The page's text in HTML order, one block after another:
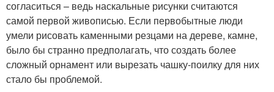
согласиться – ведь наскальные рисунки считаются
самой первой живописью. Если первобытные люди
умели рисовать каменными резцами на дереве, камне,
было бы странно предполагать, что создать более
сложный орнамент или вырезать чашку-поилку для них
стало бы проблемой.